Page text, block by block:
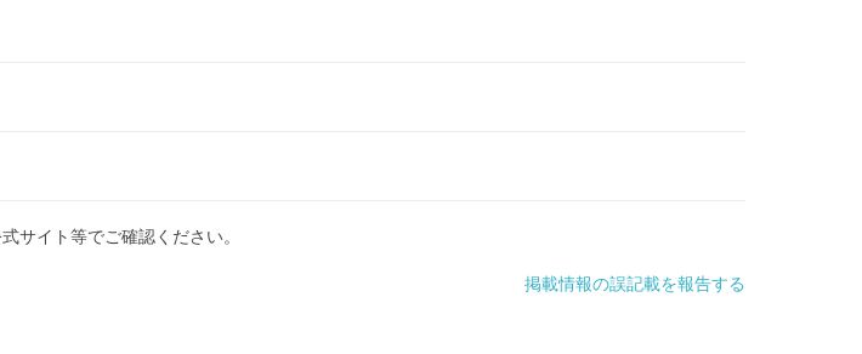
サイト等でご確認ください。
掲載情報の誤記載を報告する